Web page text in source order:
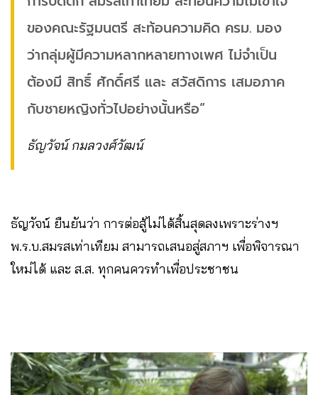
ของคณะรัฐมนตรี สะท้อนความคิด ครม. มอง
ว่ากลุ่มผู้มีความหลากหลายทางเพศ ไม่จำเป็น
ต้องมี สิทธิ์ ศักดิ์ศรี และ สวัสดิการ เสมอภาค
กับชายหญิงทั่วไปอย่างนั้นหรือ”
ธัญวัจน์ กมลวงศ์วัฒน์
ธัญวัจน์ ยืนยันว่า การต่อสู้ไม่ได้สิ้นสุดลงเพราะร่างฯ
พ.ร.บ.สมรสเท่าเทียม สามารถเสนอสู่สภาฯ เพื่อพิจารณา
ใหม่ได้ และ ส.ส. ทุกคนควรทำเพื่อประชาชน